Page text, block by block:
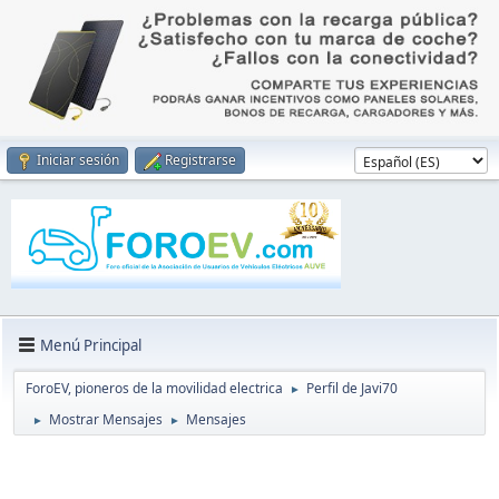
Iniciar sesión Registrarse
Menú Principal
ForoEV, pioneros de la movilidad electrica ► Perfil de Javi70
► Mostrar Mensajes ► Mensajes